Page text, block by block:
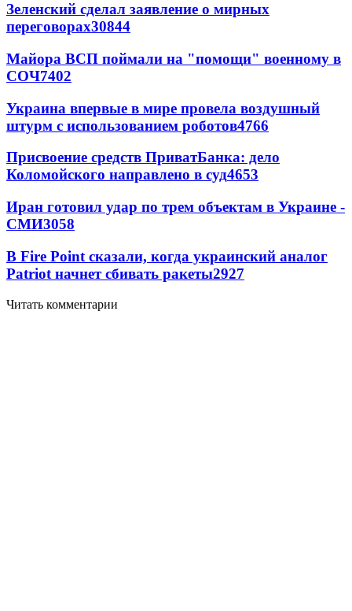
Зеленский сделал заявление о мирных
переговорах30844
Майора ВСП поймали на "помощи" военному в
СОЧ7402
Украина впервые в мире провела воздушный
штурм с использованием роботов4766
Присвоение средств ПриватБанка: дело
Коломойского направлено в суд4653
Иран готовил удар по трем объектам в Украине -
СМИ3058
В Fire Point сказали, когда украинский аналог
Patriot начнет сбивать ракеты2927
Читать комментарии